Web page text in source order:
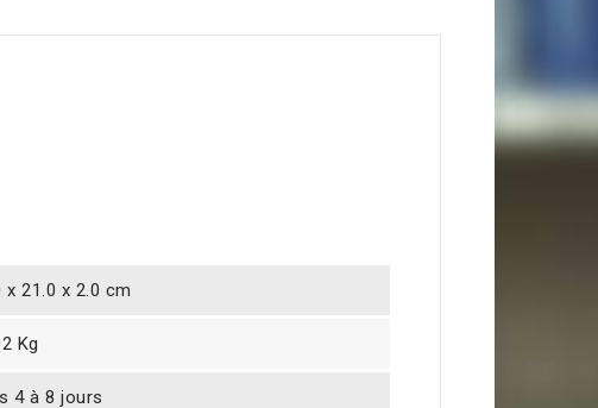
x 21.0 x 2.0 cm
Kg
4 à 8 jours